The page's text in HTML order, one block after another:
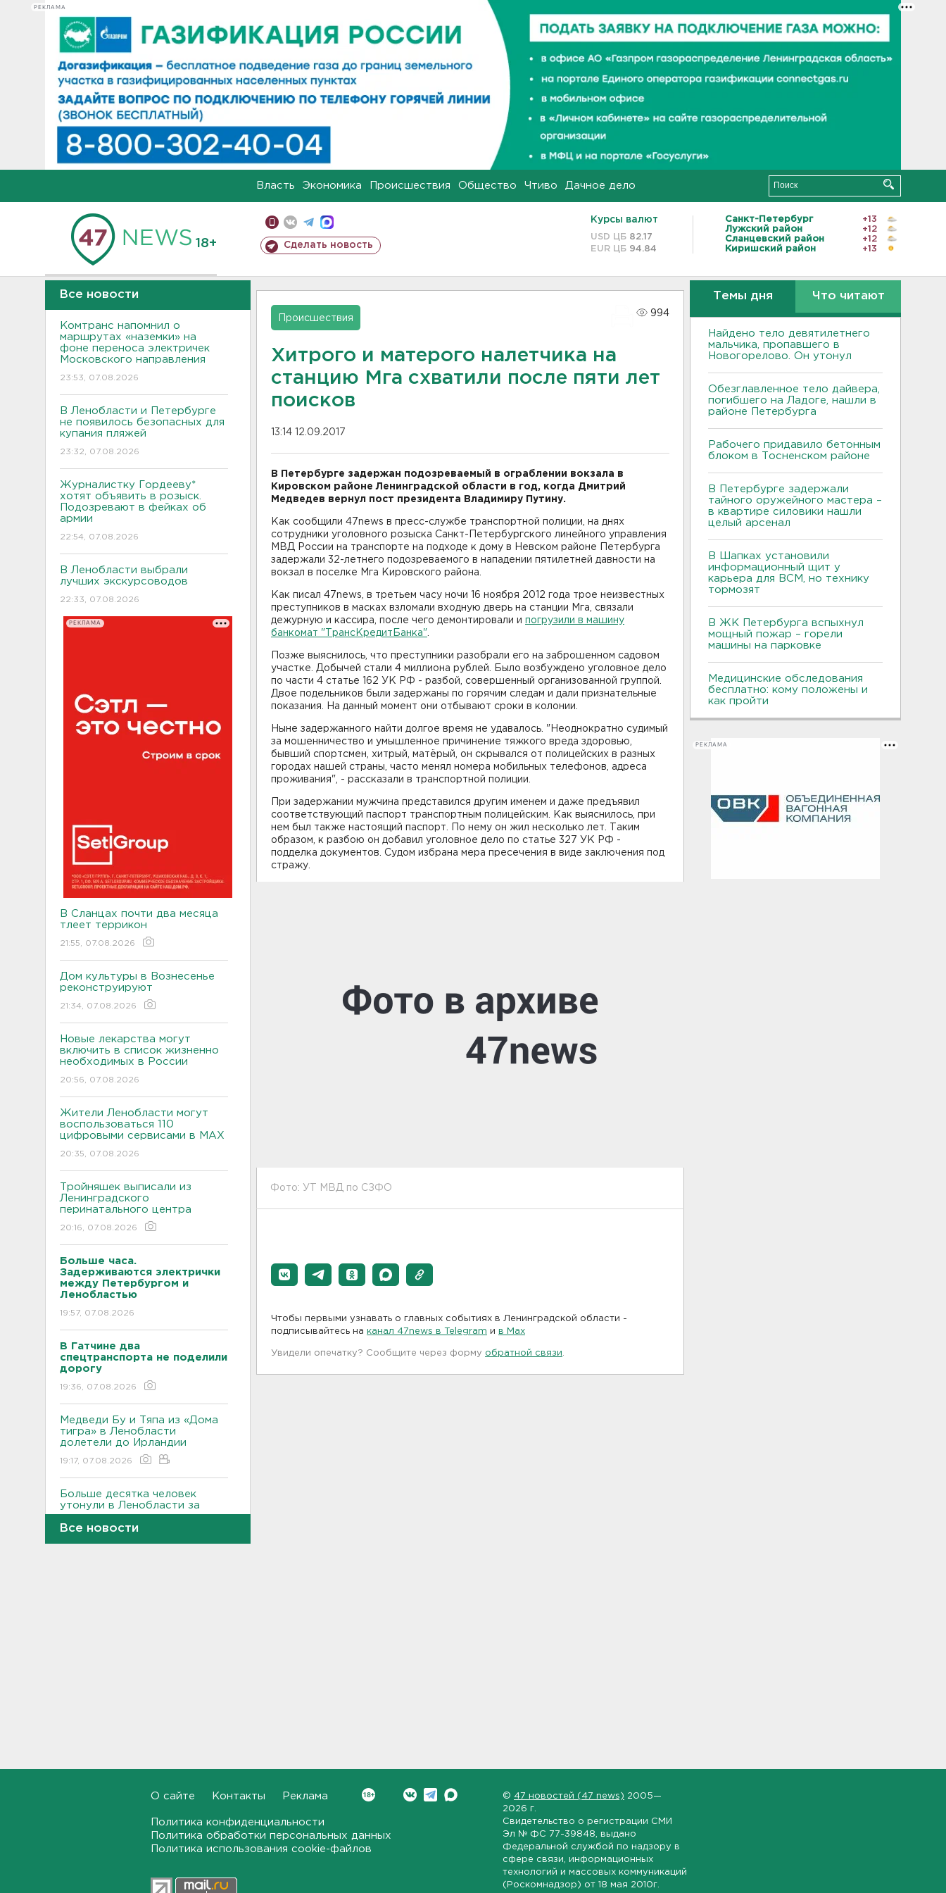
РЕКЛАМА
Власть Экономика Происшествия Общество Чтиво Дачное дело
18+ Сделать новость
Курсы валют
USD ЦБ 82.17
EUR ЦБ 94.84
Санкт-Петербург
+13
Лужский район
+12
Сланцевский район
+12
Киришский район
+13
Все новости
Комтранс напомнил о
маршрутах «наземки» на
фоне переноса электричек
Московского направления
23:53, 07.08.2026
В Ленобласти и Петербурге
не появилось безопасных для
купания пляжей
23:32, 07.08.2026
Журналистку Гордееву*
хотят объявить в розыск.
Подозревают в фейках об
армии
22:54, 07.08.2026
В Ленобласти выбрали
лучших экскурсоводов
22:33, 07.08.2026
РЕКЛАМА
В Сланцах почти два месяца
тлеет террикон
21:55, 07.08.2026
Дом культуры в Вознесенье
реконструируют
21:34, 07.08.2026
Новые лекарства могут
включить в список жизненно
необходимых в России
20:56, 07.08.2026
Жители Ленобласти могут
воспользоваться 110
цифровыми сервисами в МАХ
20:35, 07.08.2026
Тройняшек выписали из
Ленинградского
перинатального центра
20:16, 07.08.2026
Больше часа.
Задерживаются электрички
между Петербургом и
Ленобластью
19:57, 07.08.2026
В Гатчине два
спецтранспорта не поделили
дорогу
19:36, 07.08.2026
Медведи Бу и Тяпа из «Дома
тигра» в Ленобласти
долетели до Ирландии
19:17, 07.08.2026
Больше десятка человек
утонули в Ленобласти за
июль
В Тосно открыли
Все новости
Происшествия
994
Хитрого и матерого налетчика на
станцию Мга схватили после пяти лет
поисков
13:14 12.09.2017
В Петербурге задержан подозреваемый в ограблении вокзала в
Кировском районе Ленинградской области в год, когда Дмитрий
Медведев вернул пост президента Владимиру Путину.
Как сообщили 47news в пресс-службе транспортной полиции, на днях
сотрудники уголовного розыска Санкт-Петербургского линейного управления
МВД России на транспорте на подходе к дому в Невском районе Петербурга
задержали 32-летнего подозреваемого в нападении пятилетней давности на
вокзал в поселке Мга Кировского района.
Как писал 47news, в третьем часу ночи 16 ноября 2012 года трое неизвестных
преступников в масках взломали входную дверь на станции Мга, связали
дежурную и кассира, после чего демонтировали и погрузили в машину
банкомат "ТрансКредитБанка"
Позже выяснилось, что преступники разобрали его на заброшенном садовом
участке. Добычей стали 4 миллиона рублей. Было возбуждено уголовное дело
по части 4 статье 162 УК РФ - разбой, совершенный организованной группой.
Двое подельников были задержаны по горячим следам и дали признательные
показания. На данный момент они отбывают сроки в колонии.
Ныне задержанного найти долгое время не удавалось. "Неоднократно судимый
за мошенничество и умышленное причинение тяжкого вреда здоровью,
бывший спортсмен, хитрый, матёрый, он скрывался от полицейских в разных
городах нашей страны, часто менял номера мобильных телефонов, адреса
проживания", - рассказали в транспортной полиции.
При задержании мужчина представился другим именем и даже предъявил
соответствующий паспорт транспортным полицейским. Как выяснилось, при
нем был также настоящий паспорт. По нему он жил несколько лет. Таким
образом, к разбою он добавил уголовное дело по статье 327 УК РФ -
подделка документов. Судом избрана мера пресечения в виде заключения под
стражу.
Фото: УТ МВД по СЗФО
Чтобы первыми узнавать о главных событиях в Ленинградской области -
подписывайтесь на канал 47news в Telegram и в Maх
Увидели опечатку? Сообщите через форму обратной связи
Темы дня Что читают
Найдено тело девятилетнего
мальчика, пропавшего в
Новогорелово. Он утонул
Обезглавленное тело дайвера,
погибшего на Ладоге, нашли в
районе Петербурга
Рабочего придавило бетонным
блоком в Тосненском районе
В Петербурге задержали
тайного оружейного мастера –
в квартире силовики нашли
целый арсенал
В Шапках установили
информационный щит у
карьера для ВСМ, но технику
тормозят
В ЖК Петербурга вспыхнул
мощный пожар – горели
машины на парковке
Медицинские обследования
бесплатно: кому положены и
как пройти
РЕКЛАМА
О сайте Контакты Реклама
Политика конфиденциальности
Политика обработки персональных данных
Политика использования cookie-файлов
© 47 новостей (47 news) 2005—
2026 г.
Свидетельство о регистрации СМИ
Эл № ФС 77-39848 , выдано
Федеральной службой по надзору в
сфере связи, информационных
технологий и массовых коммуникаций
(Роскомнадзор) от 18 мая 2010г.